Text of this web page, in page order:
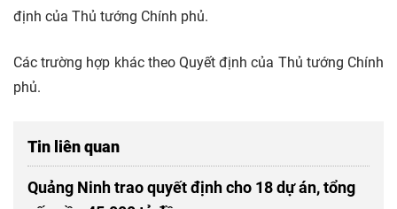
định của Thủ tướng Chính phủ.
Các trường hợp khác theo Quyết định của Thủ tướng Chính
phủ.
Tin liên quan
Quảng Ninh trao quyết định cho 18 dự án, tổng